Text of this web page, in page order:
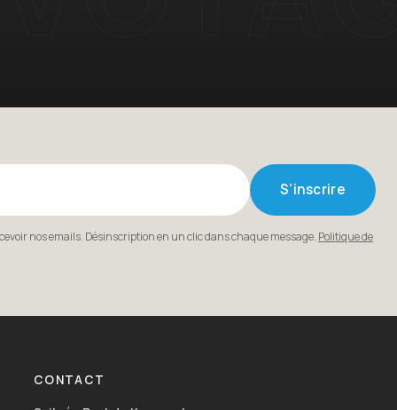
S'inscrire
nos emails. Désinscription en un clic dans chaque message. Politique de
CONTACT